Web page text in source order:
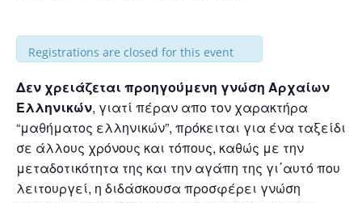
Registrations are closed for this event
Δεν χρειάζεται προηγούμενη γνώση Αρχαίων
Ελληνικών, γιατί πέραν απο τον χαρακτήρα
“μαθήματος ελληνικών”, πρόκειται για ένα ταξείδι
σε άλλους χρόνους και τόπους, καθώς με την
μεταδοτικότητα της και την αγάπη της γι΄αυτό που
λειτουργεί, η διδάσκουσα προσφέρει γνώση